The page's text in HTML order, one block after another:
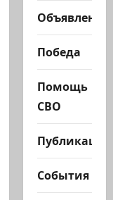
Объявления
Победа
Помощь
СВО
Публикации
События